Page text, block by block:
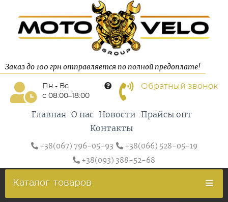
Заказ до 100 грн отправляется по полной предоплате!
Пн - Вс
с 08:00–18:00
Обратный звонок
Главная О нас Новости
Прайсы опт
Контакты
+38(067) 796-05-93
+38(066) 528-05-19
+38(093) 388-52-68
Каталог товаров